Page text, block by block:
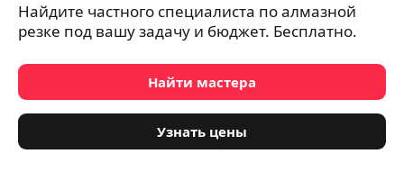
Найдите частного специалиста по алмазной
резке под вашу задачу и бюджет. Бесплатно.
Найти мастера
Узнать цены